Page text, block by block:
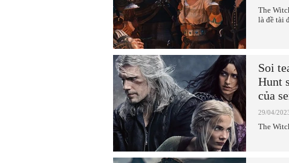
The
là đề tài
Soi
Hunt
của
29/04/
The